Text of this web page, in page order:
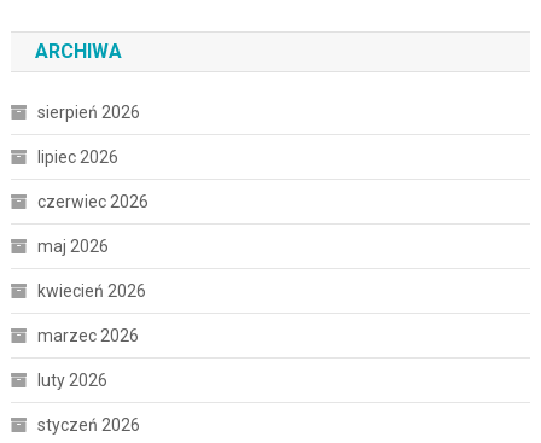
ARCHIWA
sierpień 2026
lipiec 2026
czerwiec 2026
maj 2026
kwiecień 2026
marzec 2026
luty 2026
styczeń 2026